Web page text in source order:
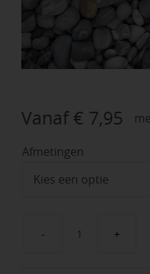
Vanaf € 7,95
Afmetingen
Baltic